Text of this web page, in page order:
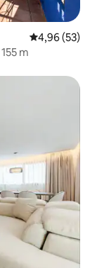
4,96 de uma
4,96 (53)
155 m